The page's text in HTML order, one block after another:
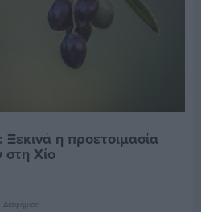
η προετοιμασία
Χίο
Διαφήμιση